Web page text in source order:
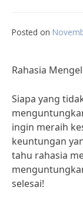
Posted on
Rahasia
Siapa yang
ingin meraih
keuntungan
tahu rahasia
selesai!